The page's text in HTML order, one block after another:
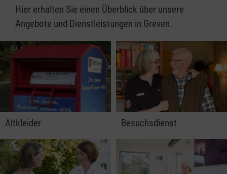
Hier erhalten Sie einen Überblick über unsere
Angebote und Dienstleistungen in Greven.
Altkleider Besuchsdienst